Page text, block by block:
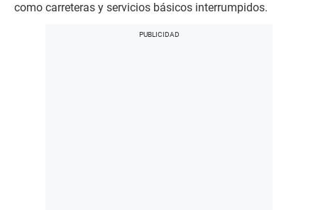
como carreteras y servicios básicos interrumpidos.